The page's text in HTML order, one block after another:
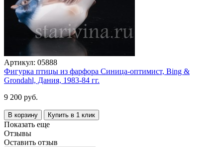
Артикул: 05888
Фигурка птицы из фарфора Синица-оптимист, Bing &
Grondahl, Дания, 1983-84 гг.
9 200 руб.
В корзину Купить в 1 клик
Показать еще
Отзывы
Оставить отзыв